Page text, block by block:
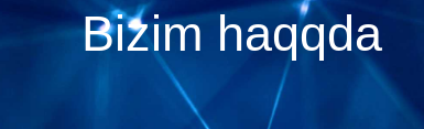
Bizim haqqda